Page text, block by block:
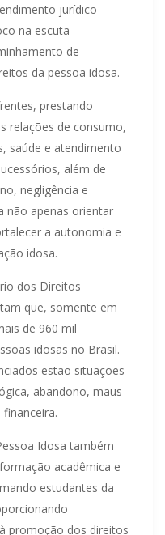
jurídico
na escuta
de
da pessoa idosa.
prestando
relações de consumo,
saúde e atendimento
além de
negligência e
não apenas orientar
a autonomia e
idosa.
dos Direitos
que, somente em
de 960 mil
idosas no Brasil.
estão situações
abandono, maus-
Idosa também
acadêmica e
estudantes da
promoção dos direitos